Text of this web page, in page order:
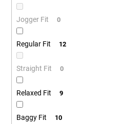
Jogger Fit 0
Regular Fit 12
Straight Fit 0
Relaxed Fit 9
Baggy Fit 10